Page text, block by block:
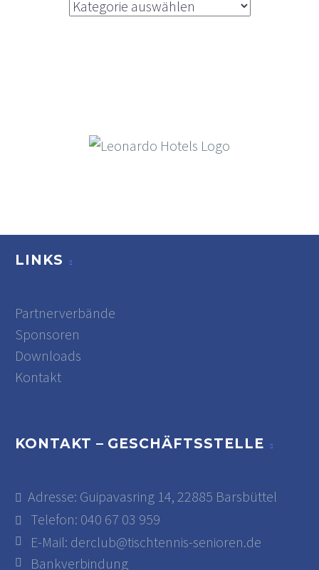
Kategorien
LINKS
Partnerverbände
Sponsoren
Downloads
Kontakt
KONTAKT – GESCHÄFTSSTELLE
Adresse: Guipavasring 14, 22885 Barsbüttel
Telefon: 040 67 03 959
E-Mail: derclub@tischtennis-senioren.de
Bankverbindung